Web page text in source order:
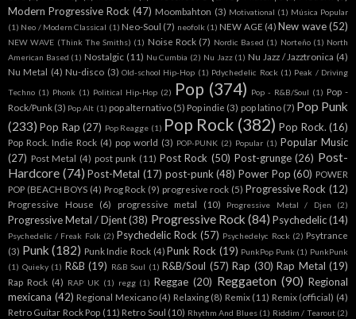
Modern Progressive Rock (47) Moombahton (3) Motivational (1) Música Popular
(1) Neo / Modern Classical (1) Neo-Soul (7) neofolk (1) NEW AGE (4) New wave (52)
NEW WAVE (Think The Smiths) (1) Noise Rock (7) Nordic Based (1) Norteño (1) North
American Based (1) Nostalgic (11) Nu Cumbia (2) Nu Jazz (1) Nu Jazz / Jazztronica (4)
Nu Metal (4) Nu-disco (3) Old-school Hip-Hop (1) Pdychedelic Rock (1) Peak / Driving
Techno (1) Phonk (1) Political Hip-Hop (2) Pop (374) Pop - R&B/Soul (1) Pop -
Rock/Punk (3) Pop Alt (1) pop alternativo (5) Pop indie (3) pop latino (7) Pop Punk
(233) Pop Rap (27) Pop Reagge (1) Pop Rock (382) Pop Rock. (16)
Pop Rock. Indie Rock (4) pop world (3) POP-PUNK (2) Popular (1) Popular Music
(27) Post Metal (4) post punk (11) Post Rock (50) Post-grunge (26) Post-
Hardcore (74) Post-Metal (17) post-punk (48) Power Pop (60) POWER
POP (BEACH BOYS (4) Prog Rock (9) progresive rock (5) Progressive Rock (12)
Progressive House (6) progressive metal (10) Progressive Metal / Djen (2)
Progressive Metal / Djent (38) Progressive Rock (84) Psychedelic(14)
Psychedelic / Freak Folk (2) Psychedelic Rock (57) Psychedelyc Rock (2) Psytrance
(3) Punk (182) Punk Indie Rock (4) Punk Rock (19) PunkPop Punk (1) PunkPunk
(1) Quieky (1) R&B (19) R&B Soul (1) R&B/Soul (57) Rap (30) Rap Metal (19)
Rap Rock (4) RAP UK (1) regg (1) Reggae (20) Reggaeton (90) Regional
mexicana (42) Regional Mexicano (4) Relaxing (8) Remix (11) Remix (official) (4)
Retro Guitar Rock Pop (11) Retro Soul (10) Rhythm And Blues (1) Riddim / Tearout (2)